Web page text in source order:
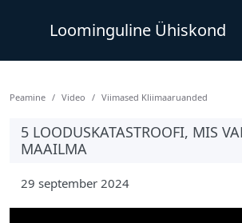
Loominguline Ühiskond
Рeamine Video Viimased Kliimaaruanded
5 LOODUSKATASTROOFI, MIS
MAAILMA
29 september 2024